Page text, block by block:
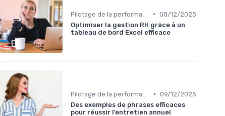
• 08/12/2025
Optimiser la gestion RH grâce à un
tableau de bord Excel efficace
• 09/12/2025
Des exemples de phrases efficaces
pour réussir l’entretien annuel